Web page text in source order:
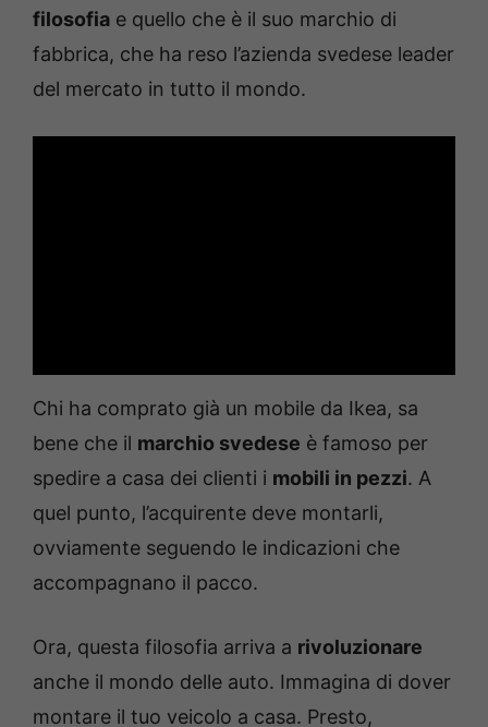
filosofia e quello che è il suo marchio di
fabbrica, che ha reso l’azienda svedese leader
del mercato in tutto il mondo.
Chi ha comprato già un mobile da Ikea, sa
bene che il marchio svedese è famoso per
spedire a casa dei clienti i mobili in pezzi. A
quel punto, l’acquirente deve montarli,
ovviamente seguendo le indicazioni che
accompagnano il pacco.
Ora, questa filosofia arriva a rivoluzionare
anche il mondo delle auto. Immagina di dover
montare il tuo veicolo a casa. Presto,